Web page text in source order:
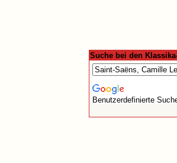
Suche bei den
Benutzerdefinierte